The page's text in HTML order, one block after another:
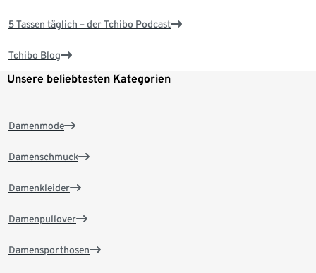
5 Tassen täglich – der Tchibo Podcast
Tchibo Blog
Unsere beliebtesten Kategorien
Damenmode
Damenschmuck
Damenkleider
Damenpullover
Damensporthosen